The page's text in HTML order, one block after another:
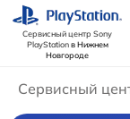
Сервисный центр Sony
PlayStationв Нижнем
Новгороде
Сервисный